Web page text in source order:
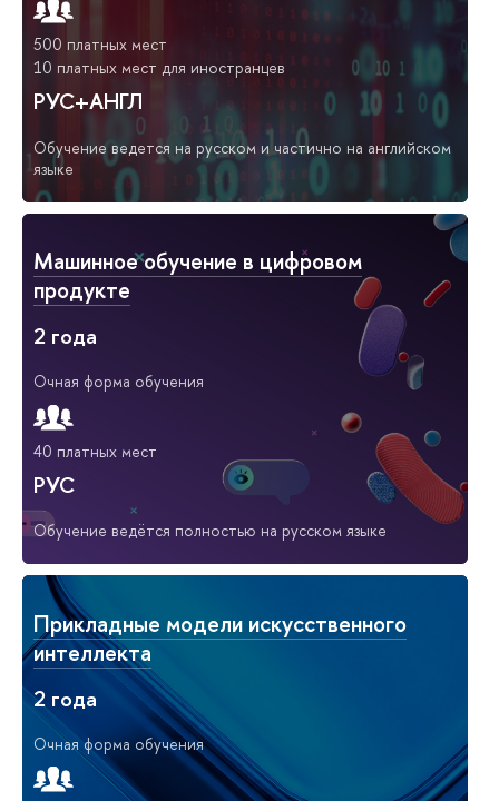
500 платных мест
10 платных мест для иностранцев
РУС+АНГЛ
Обучение ведется на русском и частично на английском
языке
Машинное обучение в цифровом
продукте
2 года
Очная форма обучения
40 платных мест
РУС
Обучение ведётся полностью на русском языке
Прикладные модели искусственного
интеллекта
2 года
Очная форма обучения